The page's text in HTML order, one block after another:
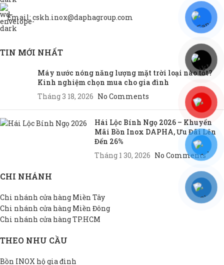
Email: cskh.inox@daphagroup.com
TIN MỚI NHẤT
Máy nước nóng năng lượng mặt trời loại nào tốt?
Kinh nghiệm chọn mua cho gia đình
Tháng 3 18, 2026 No Comments
Hái Lộc Bính Ngọ 2026 – Khuyến
Mãi Bồn Inox DAPHA, Ưu Đãi Lên
Đến 26%
Tháng 1 30, 2026 No Comments
CHI NHÁNH
Chi nhánh cửa hàng Miền Tây
Chi nhánh cửa hàng Miền Đông
Chi nhánh cửa hàng TP.HCM
THEO NHU CẦU
Bồn INOX hộ gia đình